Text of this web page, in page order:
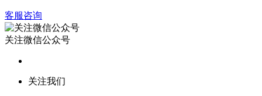
客服咨询
关注微信公众号
关注我们